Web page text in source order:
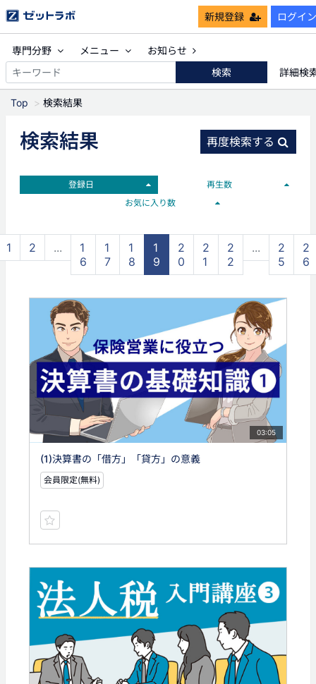
新規登録 ログイン
専門分野 メニュー
お知らせ
検索
詳細検
Top 検索結果
検索結果 再度検索する
登録日
再生数
お気に入り数
1 2 ...
1
6
1
7
1
8
1
9
2
0
2
1
2
2
...
2
5
2
6
03:05
(1)決算書の「借方」「貸方」の意義
会員限定(無料)